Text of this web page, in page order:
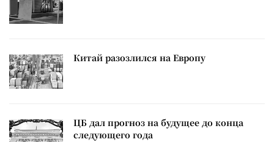
Китай разозлился на Европу
ЦБ дал прогноз на будущее до конца
следующего года